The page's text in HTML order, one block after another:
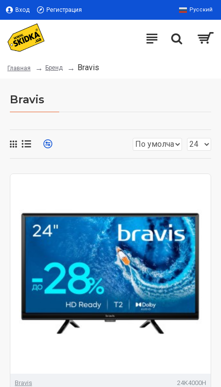
Вход Регистрация Русский
Главная Бренд Bravis
Bravis
Bravis 24K4000H